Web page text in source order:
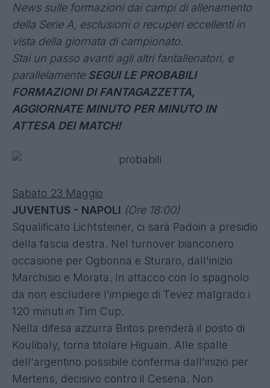
News sulle formazioni dai campi di allenamento
della Serie A, esclusioni o recuperi eccellenti in
vista della giornata di campionato.
Stai un passo avanti agli altri fantallenatori, e
parallelamente SEGUI LE PROBABILI
FORMAZIONI DI FANTAGAZZETTA,
AGGIORNATE MINUTO PER MINUTO IN
ATTESA DEI MATCH!
Sabato 23 Maggio
JUVENTUS - NAPOLI (Ore 18:00)
Squalificato Lichtsteiner, ci sarà Padoin a presidio
della fascia destra. Nel turnover bianconero
occasione per Ogbonna e Sturaro, dall'inizio
Marchisio e Morata. In attacco con lo spagnolo
da non escludere l'impiego di Tevez malgrado i
120 minuti in Tim Cup.
Nella difesa azzurra Britos prenderà il posto di
Koulibaly, torna titolare Higuain. Alle spalle
dell'argentino possibile conferma dall'inizio per
Mertens, decisivo contro il Cesena. Non